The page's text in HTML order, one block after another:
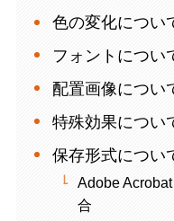
色の変化につい
フォントについ
配置画像につい
特殊効果につい
保存形式につい
Adobe
合